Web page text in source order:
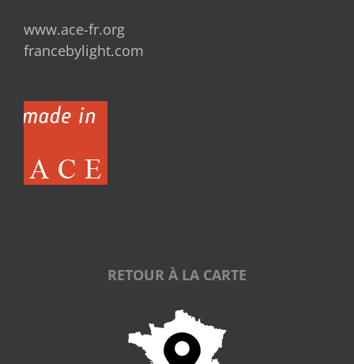
www.ace-fr.org
francebylight.com
RETOUR À LA CARTE